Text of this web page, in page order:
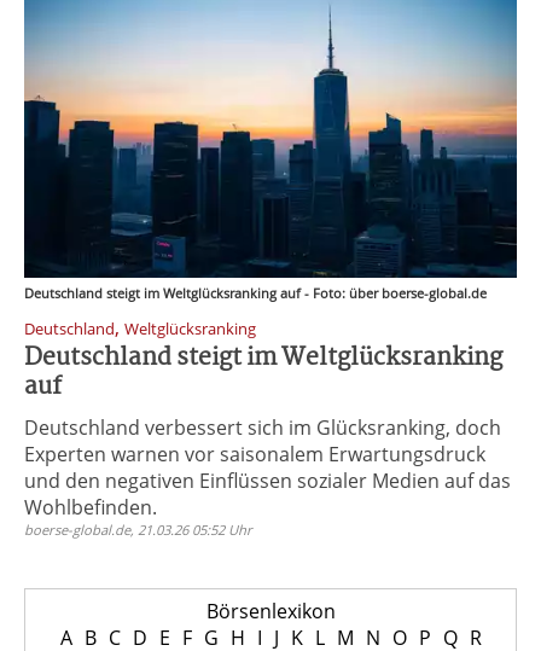
Deutschland steigt im Weltglücksranking auf - Foto: über boerse-global.de
Deutschland, Weltglücksranking
Deutschland steigt im Weltglücksranking
auf
Deutschland verbessert sich im Glücksranking, doch
Experten warnen vor saisonalem Erwartungsdruck
und den negativen Einflüssen sozialer Medien auf das
Wohlbefinden.
boerse-global.de, 21.03.26 05:52 Uhr
Börsenlexikon
A B C D E F G H I J K L M N O P Q R